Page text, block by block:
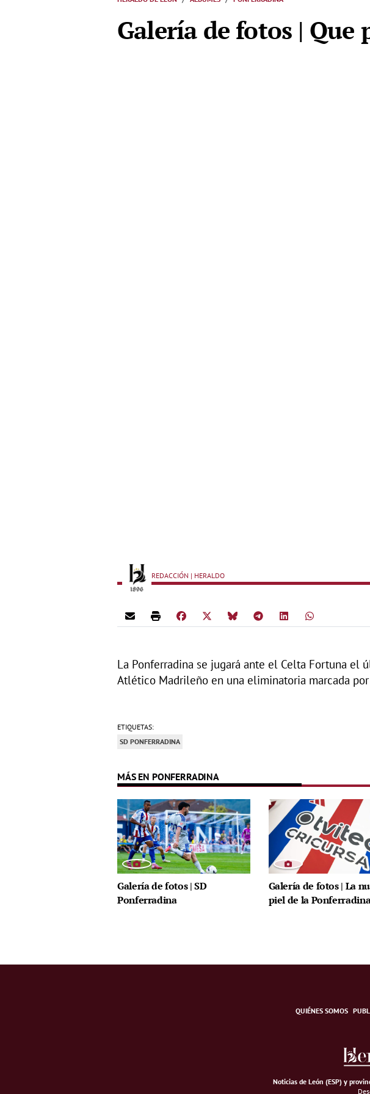
Galería de fotos | Que
REDACCIÓN | HERALDO
La Ponferradina se jugará ante el Celta Fortuna
Atlético Madrileño en una eliminatoria marcada
ETIQUETAS:
SD PONFERRADINA
MÁS EN PONFERRADINA
Galería de fotos | SD
Ponferradina
Galería de fotos | La
piel de la
QUIÉNES SOMOS
Noticias de León (ESP) y